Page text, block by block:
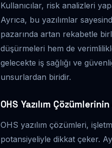
Kullanıcılar, risk analizleri
Ayrıca, bu yazılımlar
pazarında artan rekabetle
düşürmeleri hem de
gelecekte iş sağlığı ve
unsurlardan biridir.
OHS Yazılım
OHS yazılım çözümleri,
potansiyeliyle dikkat çeker.